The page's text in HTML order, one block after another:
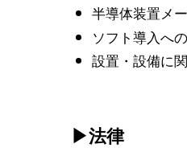
半導体装置メ
ソフト導入へ
設置・設備に
▶法律